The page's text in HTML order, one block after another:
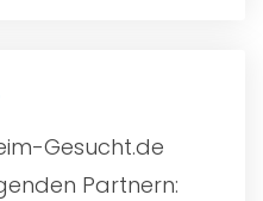
Gesucht.de
Partnern: